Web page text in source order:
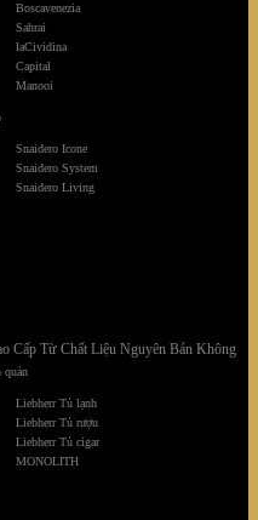
Boscavenezia
Sahrai
laCividina
Capital
Manooi
Snaidero Icone
Snaidero System
Snaidero Living
quản
Liebherr Tủ lạnh
Liebherr Tủ rượu
Liebherr Tủ cigar
MONOLITH
Cấp Từ Chất Liệu Nguyên Bản Không